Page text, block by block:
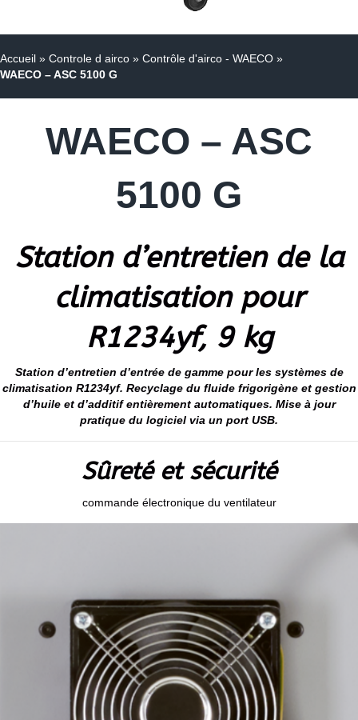
Accueil » Controle d airco » Contrôle d'airco - WAECO »
WAECO – ASC 5100 G
WAECO – ASC
5100 G
Station d’entretien de la
climatisation pour
R1234yf, 9 kg
Station d’entretien d’entrée de gamme pour les systèmes de
climatisation R1234yf. Recyclage du fluide frigorigène et gestion
d’huile et d’additif entièrement automatiques. Mise à jour
pratique du logiciel via un port USB.
Sûreté et sécurité
commande électronique du ventilateur